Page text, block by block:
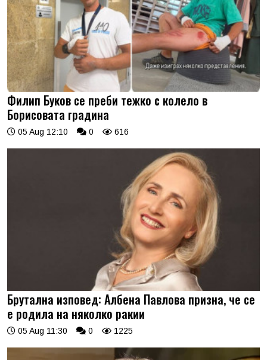
Филип Буков се преби тежко с колело в
Борисовата градина
05 Aug 12:10 0 616
Брутална изповед: Албена Павлова призна, че се
е родила на няколко ракии
05 Aug 11:30 0 1225